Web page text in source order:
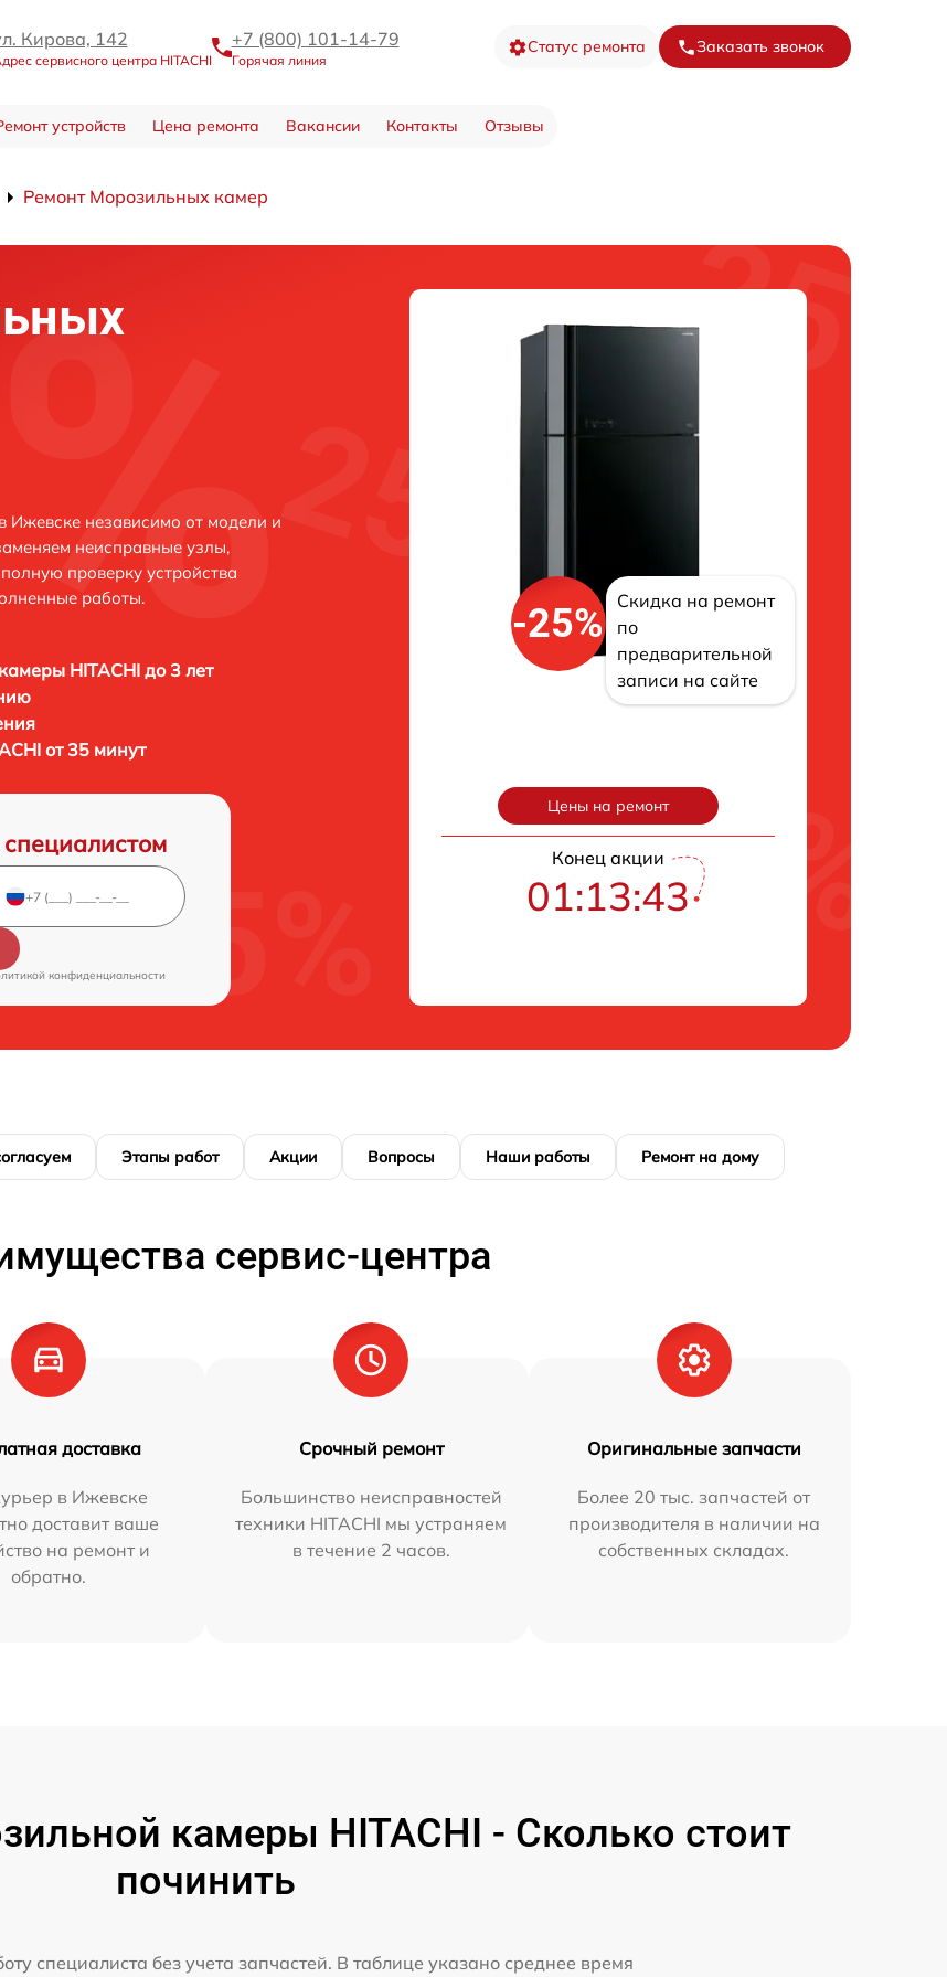
Кирова, 142
сервисного центра HITACHI
+7 (800) 101-14-79
Горячая линия
Статус ремонта Заказать звонок
устройств Цена ремонта Вакансии Контакты Отзывы
Ремонт Морозильных камер
Ижевске независимо от модели и
неисправные узлы,
проверку устройства
работы.
HITACHI до 3 лет
от 35 минут
конфиденциальности
-25%
Скидка на ремонт
по
предварительной
записи на сайте
Цены на ремонт
Конец акции
01:13:42
Этапы работ Акции Вопросы Наши работы Ремонт на дому
сервис-центра
доставка
в Ижевске
доставит ваше
на ремонт и
обратно.
Срочный ремонт
Большинство неисправностей
техники HITACHI мы устраняем
в течение 2 часов.
Оригинальные запчасти
Более 20 тыс. запчастей от
производителя в наличии на
собственных складах.
камеры HITACHI - Сколько стоит
починить
специалиста без учета запчастей. В таблице указано среднее время